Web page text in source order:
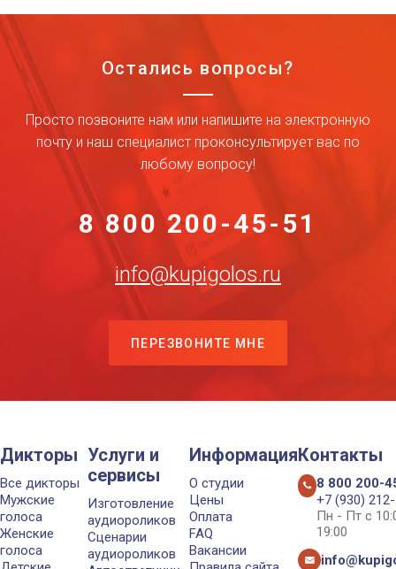
Остались вопросы?
Просто позвоните нам или напишите на электронную
почту и наш специалист проконсультирует вас по
любому вопросу!
8 800 200-45-51
info@kupigolos.ru
ПЕРЕЗВОНИТЕ МНЕ
Дикторы
Все дикторы
Мужские
голоса
Женские
голоса
Услуги и
сервисы
Изготовление
аудиороликов
Сценарии
аудиороликов
Информация
О студии
Цены
Оплата
FAQ
Вакансии
Контакты
8 800 200-
+7 (930)
Пн - Пт с
19:00